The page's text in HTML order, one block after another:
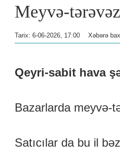
Meyvə-
Tarix: 6-06-2026, 17:00 Xəbərə
Qeyri-sabit hava
Bazarlarda meyvə-
Satıcılar da bu il